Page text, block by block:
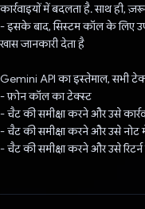
कार्रवाइयों में बदलता है. साथ ही,
- इसके बाद, सिस्टम कॉल के लिए
खास जानकारी देता है
Gemini API का इस्तेमाल, सभी
- फ़ोन कॉल का टेक्स्ट
- चैट की समीक्षा करने और उसे
- चैट की समीक्षा करने और उसे
- चैट की समीक्षा करने और उसे